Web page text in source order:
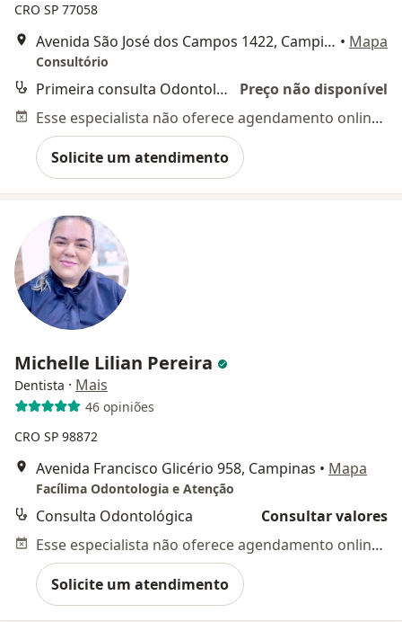
CRO SP 77058
Avenida São José dos Campos 1422, Campinas • Mapa
Consultório
Primeira consulta Odontológica
Preço não disponível
Esse especialista não oferece agendamento online para esse endereço.
Solicite um atendimento
Michelle Lilian Pereira
Dentista · Mais
46 opiniões
CRO SP 98872
Avenida Francisco Glicério 958, Campinas • Mapa
Facílima Odontologia e Atenção
Consulta Odontológica
Consultar valores
Esse especialista não oferece agendamento online para esse endereço.
Solicite um atendimento